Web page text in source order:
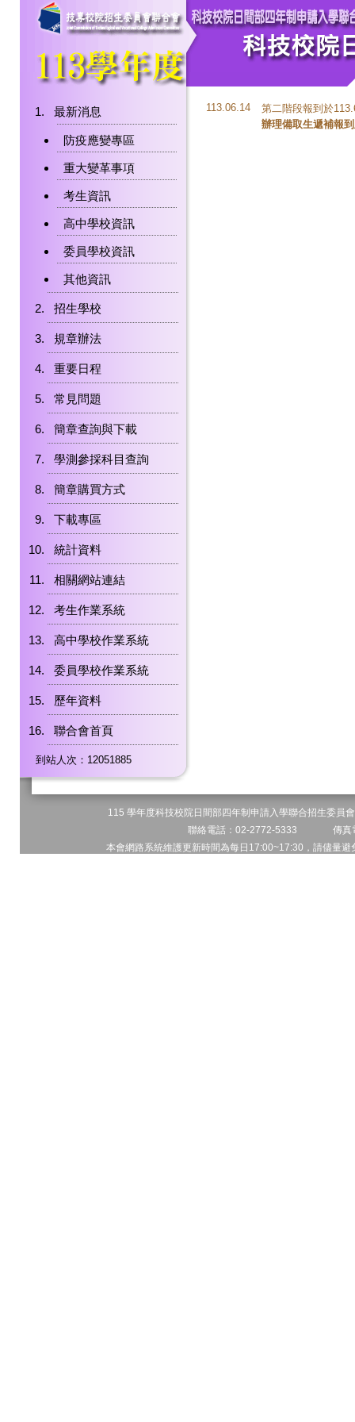
最新消息
防疫應變專區
重大變革事項
考生資訊
高中學校資訊
委員學校資訊
其他資訊
招生學校
規章辦法
重要日程
常見問題
簡章查詢與下載
學測參採科目查詢
簡章購買方式
下載專區
統計資料
相關網站連結
考生作業系統
高中學校作業系統
委員學校作業系統
歷年資料
聯合會首頁
到站人次：12051885
113.06.14
第二階段報到於
辦理備取生遞補報
115 學年度科技校院日間部四年制申請入學聯合招生委
聯絡電話：02-2772-5333 傳
本會網路系統維護更新時間為每日17:00~17:30，請儘量